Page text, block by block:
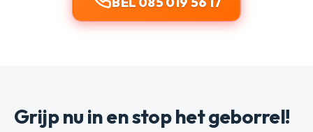
Grijp nu in en stop het geborrel!